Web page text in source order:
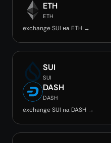
ETH
ETH
exchange SUI на ETH →
SUI
SUI
DASH
DASH
exchange SUI на DASH →